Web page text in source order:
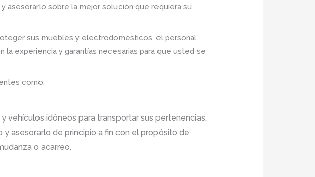
asesorarlo sobre la mejor solución que requiera su
sus muebles y electrodomésticos, el personal
experiencia y garantías necesarias para que usted se
como:
vehículos idóneos para transportar sus pertenencias,
asesorarlo de principio a fin con el propósito de
o acarreo.